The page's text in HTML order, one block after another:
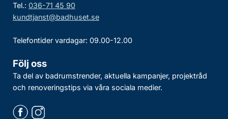
Tel.: 036-71 45 90
kundtjanst@badhuset.se
Telefontider vardagar: 09.00-12.00
Följ oss
Ta del av badrumstrender, aktuella kampanjer, projektråd
och renoveringstips via våra sociala medier.